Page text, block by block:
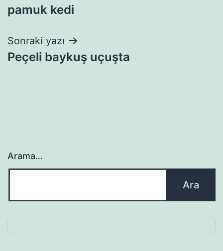
gezinmesi
pamuk kedi
Sonraki yazı
Peçeli baykuş uçuşta
Arama…